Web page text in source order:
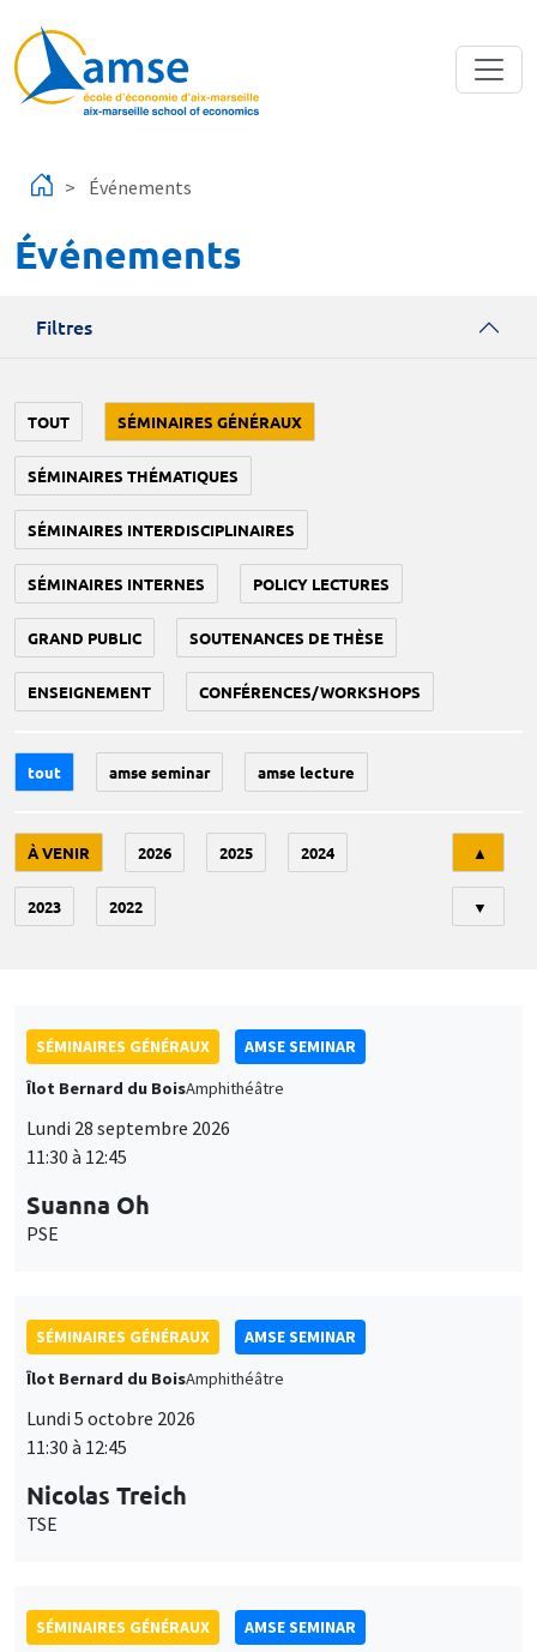
Événements
Événements
Filtres
TOUT SÉMINAIRES GÉNÉRAUX
SÉMINAIRES THÉMATIQUES
SÉMINAIRES INTERDISCIPLINAIRES
SÉMINAIRES INTERNES POLICY LECTURES
GRAND PUBLIC SOUTENANCES DE THÈSE
ENSEIGNEMENT CONFÉRENCES/WORKSHOPS
tout amse seminar amse lecture
À VENIR 2026 2025 2024
2023 2022
▲
▼
SÉMINAIRES GÉNÉRAUX
AMSE SEMINAR
Îlot Bernard du BoisAmphithéâtre
Lundi 28 septembre 2026
11:30 à 12:45
Suanna Oh
PSE
SÉMINAIRES GÉNÉRAUX
AMSE SEMINAR
Îlot Bernard du BoisAmphithéâtre
Lundi 5 octobre 2026
11:30 à 12:45
Nicolas Treich
TSE
SÉMINAIRES GÉNÉRAUX
AMSE SEMINAR